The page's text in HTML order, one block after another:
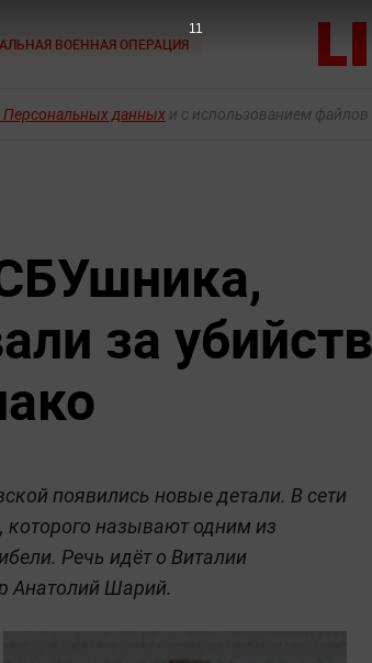
ВОЕННАЯ ОПЕРАЦИЯ
Персональных данных и с использованием
за
появились новые детали. В сети
которого называют одним из
Речь идёт о Виталии
Анатолий Шарий.
9